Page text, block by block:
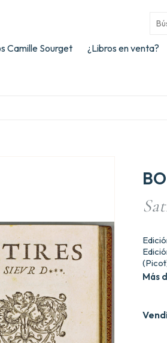
Camille Sourget ¿Libros en venta?
Más